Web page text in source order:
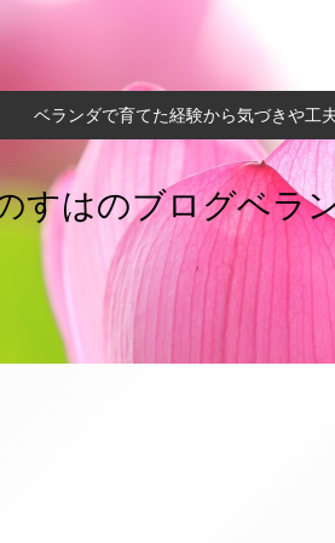
ベランダで育てた経験から気づきや工
すはのブログベラ